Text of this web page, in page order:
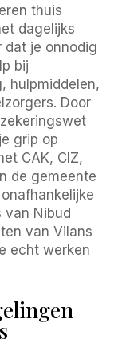
thuis
dagelijks
dat je onnodig
bij
hulpmiddelen,
Door
grip op
CAK, CIZ,
de gemeente
van Nibud
van Vilans
echt werken